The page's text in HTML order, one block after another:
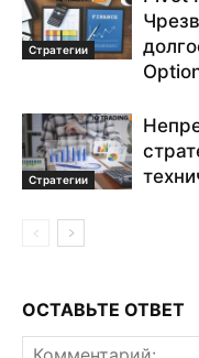
Стратегии
Стратегии
ОСТАВЬТЕ ОТВЕТ